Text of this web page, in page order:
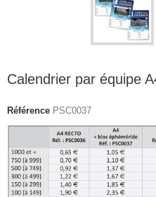
Calendrier par équipe
Référence PSC0037